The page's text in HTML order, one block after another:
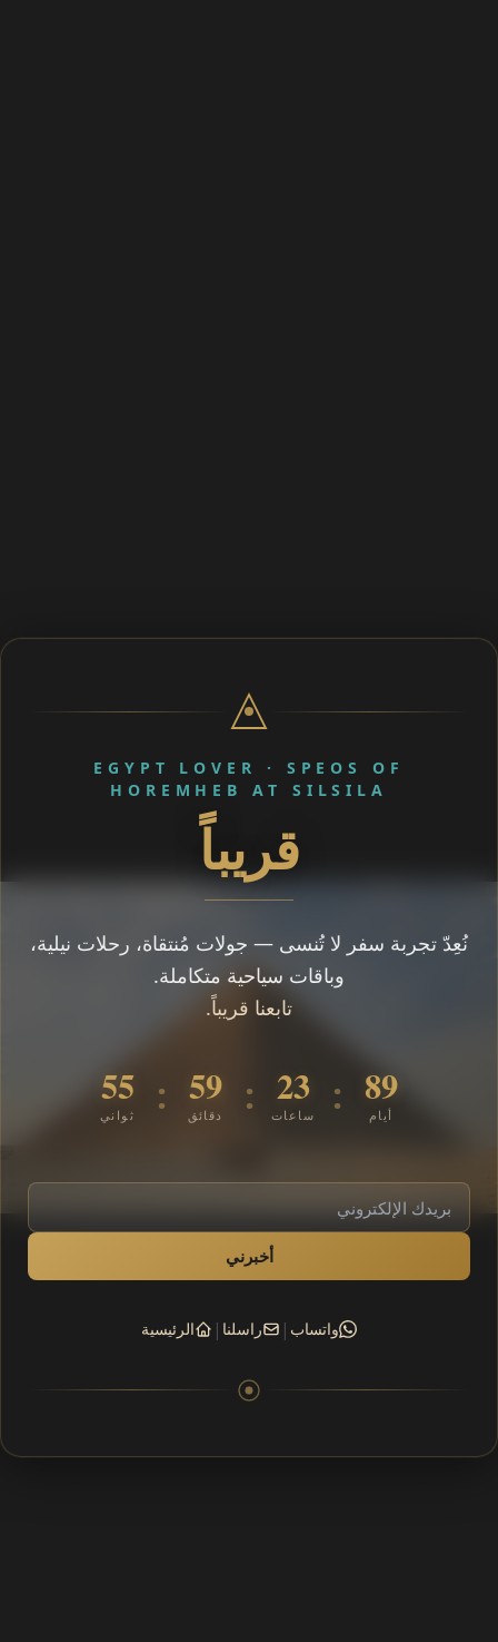
EGYPT LOVER · SPEOS OF
HOREMHEB AT SILSILA
قريباً
نُعِدّ تجربة سفر لا تُنسى — جولات مُنتقاة، رحلات نيلية،
وباقات سياحية متكاملة.
تابعنا قريباً.
89
أيام :
23
ساعات :
59
دقائق :
55
ثواني
أخبرني
واتساب | راسلنا | الرئيسية